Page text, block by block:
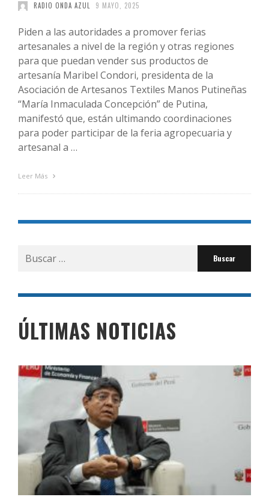
RADIO ONDA AZUL 9 MAYO, 2025
Piden a las autoridades a promover ferias
artesanales a nivel de la región y otras regiones
para que puedan vender sus productos de
artesanía Maribel Condori, presidenta de la
Asociación de Artesanos Textiles Manos Putineñas
“María Inmaculada Concepción” de Putina,
manifestó que, están ultimando coordinaciones
para poder participar de la feria agropecuaria y
artesanal a …
Leer Más
Buscar
por:
ÚLTIMAS NOTICIAS